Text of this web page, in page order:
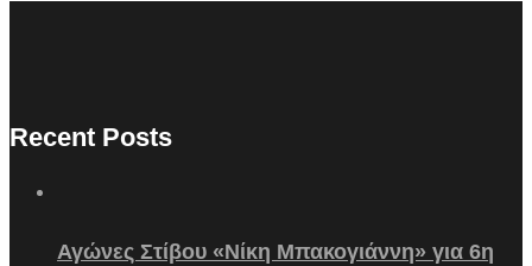
Recent Posts
Αγώνες Στίβου «Νίκη Μπακογιάννη» για 6η